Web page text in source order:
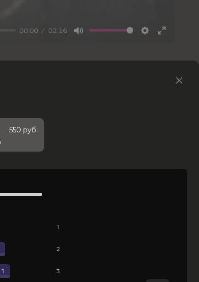
00:00 02:16
что можно прийти с ребёнком,получится
550 руб.
1
1
2
3